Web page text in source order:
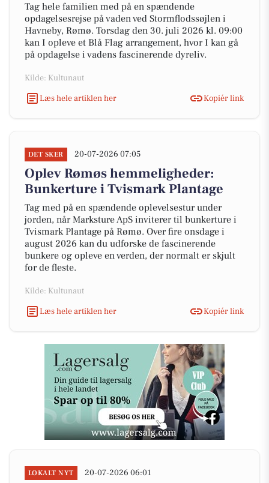
Tag hele familien med på en spændende
opdagelsesrejse på vaden ved Stormflodssøjlen i
Havneby, Rømø. Torsdag den 30. juli 2026 kl. 09:00
kan I opleve et Blå Flag arrangement, hvor I kan gå
på opdagelse i vadens fascinerende dyreliv.
Kilde: Kultunaut
Læs hele artiklen her
Kopiér link
DET SKER 20-07-2026 07:05
Oplev Rømøs hemmeligheder:
Bunkerture i Tvismark Plantage
Tag med på en spændende oplevelsestur under
jorden, når Marksture ApS inviterer til bunkerture i
Tvismark Plantage på Rømø. Over fire onsdage i
august 2026 kan du udforske de fascinerende
bunkere og opleve en verden, der normalt er skjult
for de fleste.
Kilde: Kultunaut
Læs hele artiklen her
Kopiér link
LOKALT NYT 20-07-2026 06:01